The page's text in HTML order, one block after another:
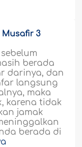
3
berada
darinya, dan
langsung
maka
karena tidak
jamak
berada di